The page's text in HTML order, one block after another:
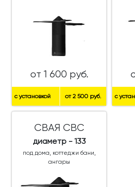
от 1 600 руб.
с установкой от 2 500 руб. с
СВАЯ СВС
диаметр - 133
под дома, коттеджи бани,
ангары